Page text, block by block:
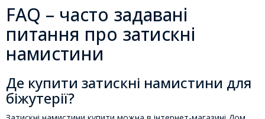
FAQ – часто задавані
питання про затискні
намистини
Де купити затискні намистини для
біжутерії?